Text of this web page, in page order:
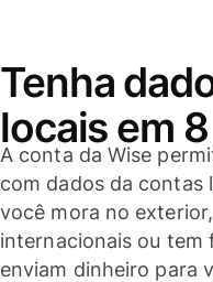
Tenha
locais em
A conta da Wise
com dados da contas
você mora no
internacionais ou tem
enviam dinheiro para